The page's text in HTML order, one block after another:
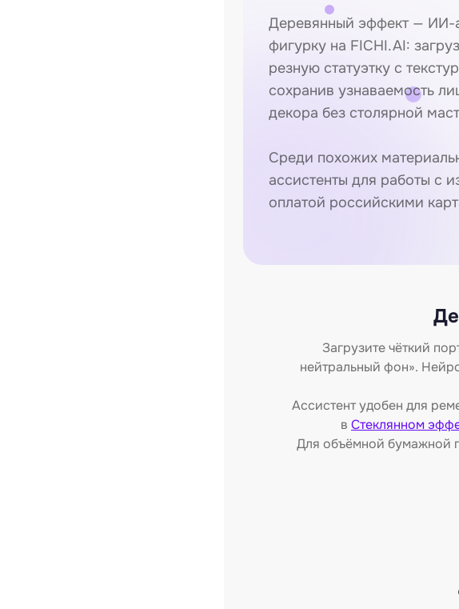
Деревянный эффект — ИИ-
фигурку на FICHI.AI:
резную статуэтку с
сохранив узнаваемость
декора без столярной
Среди похожих
ассистенты для работы с
оплатой российскими
Загрузите чёткий
нейтральный фон».
Ассистент удобен для
в Стеклянном
Для объёмной бумажной